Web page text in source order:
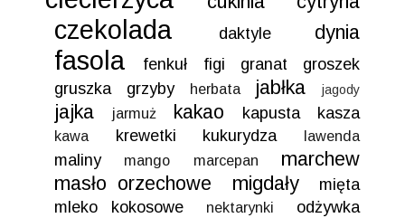
czekolada daktyle dynia
fasola fenkuł figi granat
groszek
gruszka
grzyby herbata jabłka jagody
jajka jarmuż kakao kapusta kasza
kawa krewetki kukurydza lawenda
maliny mango marcepan
marchew
masło orzechowe
migdały
mięta
mleko kokosowe
nektarynki
odżywka